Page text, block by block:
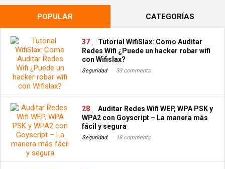
POPULAR CATEGORÍAS
37
Tutorial WifiSlax: Como Auditar
Redes Wifi ¿Puede un hacker robar wifi
con Wifislax?
Seguridad 33 comments
28
Auditar Redes Wifi WEP, WPA PSK y
WPA2 con Goyscript – La manera más
fácil y segura
Seguridad 18 comments